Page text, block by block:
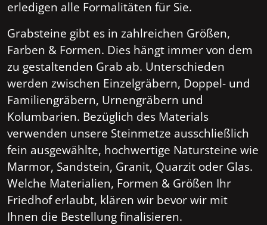
erledigen alle Formalitäten für Sie.
Grabsteine gibt es in zahlreichen Größen,
Farben & Formen. Dies hängt immer von dem
zu gestaltenden Grab ab. Unterschieden
werden zwischen Einzelgräbern, Doppel- und
Familiengräbern, Urnengräbern und
Kolumbarien. Bezüglich des Materials
verwenden unsere Steinmetze ausschließlich
fein ausgewählte, hochwertige Natursteine wie
Marmor, Sandstein, Granit, Quarzit oder Glas.
Welche Materialien, Formen & Größen Ihr
Friedhof erlaubt, klären wir bevor wir mit
Ihnen die Bestellung finalisieren.